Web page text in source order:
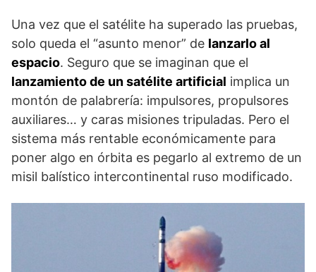
Una vez que el satélite ha superado las pruebas,
solo queda el “asunto menor” de lanzarlo al
espacio. Seguro que se imaginan que el
lanzamiento de un satélite artificial implica un
montón de palabrería: impulsores, propulsores
auxiliares… y caras misiones tripuladas. Pero el
sistema más rentable económicamente para
poner algo en órbita es pegarlo al extremo de un
misil balístico intercontinental ruso modificado.